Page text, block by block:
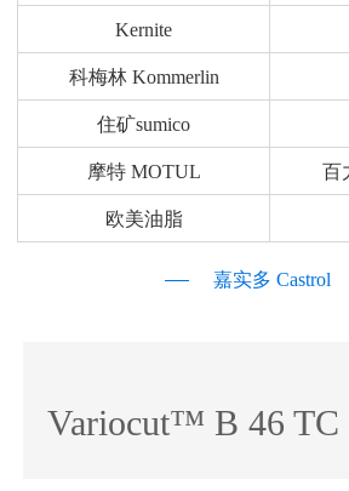
Kernite
科梅林 Kommerlin
住矿sumico
摩特 MOTUL 百
欧美油脂
嘉实多 Castrol
Variocut™ B 46 TC